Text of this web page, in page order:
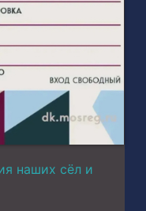
наших сёл и